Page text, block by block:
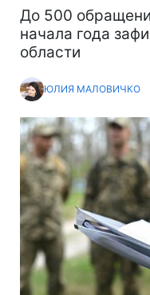
До 500
начала года
области
ЮЛИЯ МАЛОВИЧКО